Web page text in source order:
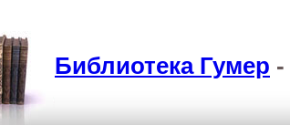
Библиотека Гумер -